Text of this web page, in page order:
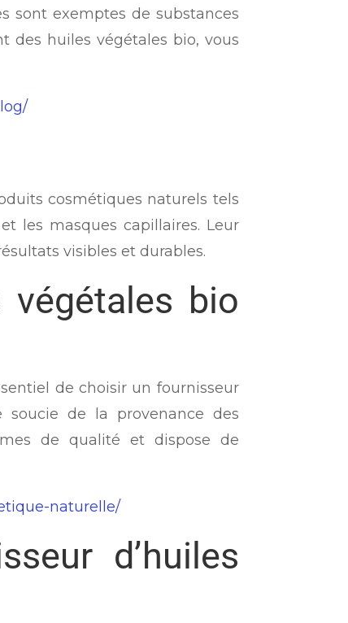
sont exemptes de substances
des huiles végétales bio, vous
cosmétiques naturels tels
les masques capillaires. Leur
visibles et durables.
végétales bio
de choisir un fournisseur
soucie de la provenance des
de qualité et dispose de
naturelle/
d’huiles